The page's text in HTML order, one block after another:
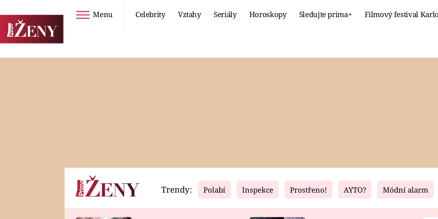
Menu Celebrity Vztahy Seriály Horoskopy Sledujte prima+ Filmový festival
Horoskopy Video Fresh Living
Trendy: Polabí Inspekce Prostřeno! AYTO? Módní alarm